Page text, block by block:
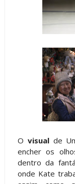
O visualde
encher os
dentro da
onde Kate